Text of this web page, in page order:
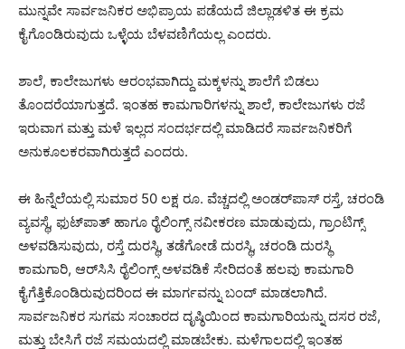
ಮುನ್ನವೇ ಸಾರ್ವಜನಿಕರ ಅಭಿಪ್ರಾಯ ಪಡೆಯದೆ ಜಿಲ್ಲಾಡಳಿತ ಈ ಕ್ರಮ
ಕೈಗೊಂಡಿರುವುದು ಒಳ್ಳೆಯ ಬೆಳವಣಿಗೆಯಲ್ಲ ಎಂದರು.
ಶಾಲೆ, ಕಾಲೇಜುಗಳು ಆರಂಭವಾಗಿದ್ದು ಮಕ್ಕಳನ್ನು ಶಾಲೆಗೆ ಬಿಡಲು
ತೊಂದರೆಯಾಗುತ್ತದೆ. ಇಂತಹ ಕಾಮಗಾರಿಗಳನ್ನು ಶಾಲೆ, ಕಾಲೇಜುಗಳು ರಜೆ
ಇರುವಾಗ ಮತ್ತು ಮಳೆ ಇಲ್ಲದ ಸಂದರ್ಭದಲ್ಲಿ ಮಾಡಿದರೆ ಸಾರ್ವಜನಿಕರಿಗೆ
ಅನುಕೂಲಕರವಾಗಿರುತ್ತದೆ ಎಂದರು.
ಈ ಹಿನ್ನೆಲೆಯಲ್ಲಿ ಸುಮಾರ 50 ಲಕ್ಷ ರೂ. ವೆಚ್ಚದಲ್ಲಿ ಅಂಡರ್‌ಪಾಸ್ ರಸ್ತೆ, ಚರಂಡಿ
ವ್ಯವಸ್ಥೆ, ಫುಟ್‌ಪಾತ್ ಹಾಗೂ ರೈಲಿಂಗ್ಸ್ ನವೀಕರಣ ಮಾಡುವುದು, ಗ್ರಾಂಟಿಗ್ಸ್
ಅಳವಡಿಸುವುದು, ರಸ್ತೆ ದುರಸ್ಥಿ, ತಡೆಗೋಡೆ ದುರಸ್ಥಿ, ಚರಂಡಿ ದುರಸ್ಥಿ
ಕಾಮಗಾರಿ, ಆರ್‌ಸಿಸಿ ರೈಲಿಂಗ್ಸ್ ಅಳವಡಿಕೆ ಸೇರಿದಂತೆ ಹಲವು ಕಾಮಗಾರಿ
ಕೈಗೆತ್ತಿಕೊಂಡಿರುವುದರಿಂದ ಈ ಮಾರ್ಗವನ್ನು ಬಂದ್ ಮಾಡಲಾಗಿದೆ.
ಸಾರ್ವಜನಿಕರ ಸುಗಮ ಸಂಚಾರದ ದೃಷ್ಠಿಯಿಂದ ಕಾಮಗಾರಿಯನ್ನು ದಸರ ರಜೆ,
ಮತ್ತು ಬೇಸಿಗೆ ರಜೆ ಸಮಯದಲ್ಲಿ ಮಾಡಬೇಕು. ಮಳೆಗಾಲದಲ್ಲಿ ಇಂತಹ